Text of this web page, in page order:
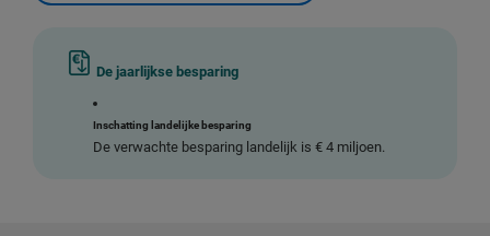
De jaarlijkse besparing
Inschatting landelijke besparing
De verwachte besparing landelijk is € 4 miljoen.